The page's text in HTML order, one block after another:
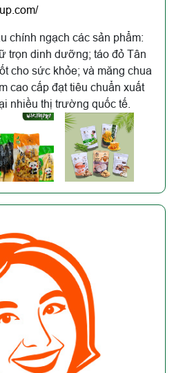
chính ngạch các sản phẩm:
trọn dinh dưỡng; táo đỏ Tân
cho sức khỏe; và măng chua
cao cấp đạt tiêu chuẩn xuất
nhiều thị trường quốc tế.